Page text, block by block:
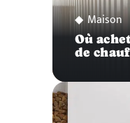
Maison
Où
de